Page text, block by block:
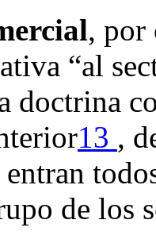
, por
“al
doctrina
13 ,
de los